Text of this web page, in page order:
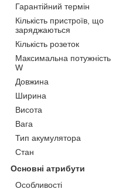
Гарантійний термін
Кількість пристроїв, що
заряджаються
Кількість розеток
Максимальна потужність
W
Довжина
Ширина
Висота
Вага
Тип акумулятора
Стан
Основні атрибути
Особливості